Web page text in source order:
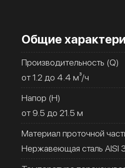
Общие
Производительность (Q)
от 1.2 до 4.4 м³/ч
Напор (H)
от 9.5 до 21.5 м
Материал проточной
Нержавеющая сталь AISI